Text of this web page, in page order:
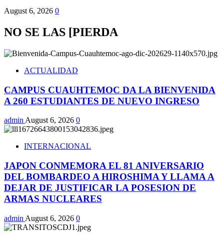
August 6, 2026 0
NO SE LAS [PIERDA
ACTUALIDAD
CAMPUS CUAUHTEMOC DA LA BIENVENIDA
A 260 ESTUDIANTES DE NUEVO INGRESO
admin August 6, 2026 0
INTERNACIONAL
JAPON CONMEMORA EL 81 ANIVERSARIO
DEL BOMBARDEO A HIROSHIMA Y LLAMA A
DEJAR DE JUSTIFICAR LA POSESION DE
ARMAS NUCLEARES
admin August 6, 2026 0